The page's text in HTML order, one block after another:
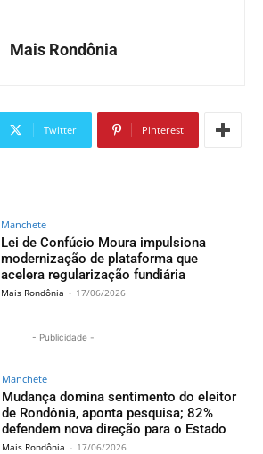
Mais Rondônia
Twitter Pinterest
Manchete
Lei de Confúcio Moura impulsiona
modernização de plataforma que
acelera regularização fundiária
Mais Rondônia - 17/06/2026
- Publicidade -
Manchete
Mudança domina sentimento do eleitor
de Rondônia, aponta pesquisa; 82%
defendem nova direção para o Estado
Mais Rondônia - 17/06/2026